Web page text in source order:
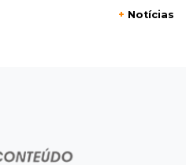
de Três Lagoas e
e objetos
Santo Antônio
+ Notícias